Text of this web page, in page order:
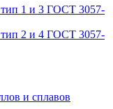
1 и 3 ГОСТ 3057-
2 и 4 ГОСТ 3057-
и сплавов